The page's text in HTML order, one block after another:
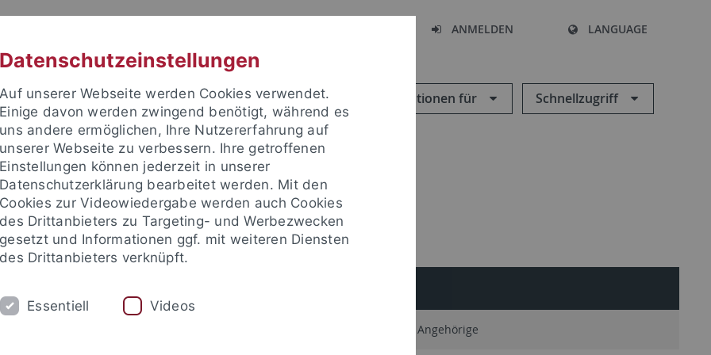
ANMELDEN LANGUAGE
Informationen für Schnellzugriff
Chemie
Ehemalige Angehörige
Datenschutzeinstellungen
Auf unserer Webseite werden Cookies verwendet.
Einige davon werden zwingend benötigt, während es
uns andere ermöglichen, Ihre Nutzererfahrung auf
unserer Webseite zu verbessern. Ihre getroffenen
Einstellungen können jederzeit in unserer
Datenschutzerklärung bearbeitet werden. Mit den
Cookies zur Videowiedergabe werden auch Cookies
des Drittanbieters zu Targeting- und Werbezwecken
gesetzt und Informationen ggf. mit weiteren Diensten
des Drittanbieters verknüpft.
Essentiell Videos